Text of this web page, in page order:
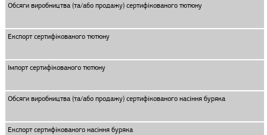
Обсяги виробництва (та/або продажу) сертифікованого тютюну
Експорт сертифікованого тютюну
Імпорт сертифікованого тютюну
Обсяги виробництва (та/або продажу) сертифікованого насіння буряка
Експорт сертифікованого насіння буряка